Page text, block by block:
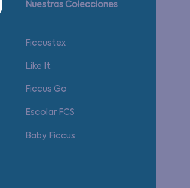
Nuestras Colecciones
Ficcustex
Like It
Ficcus Go
Escolar FCS
Baby Ficcus